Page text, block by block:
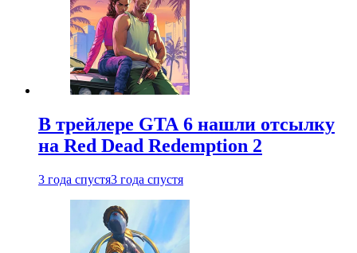
В трейлере GTA 6 нашли отсылку
на Red Dead Redemption 2
3 года спустя3 года спустя